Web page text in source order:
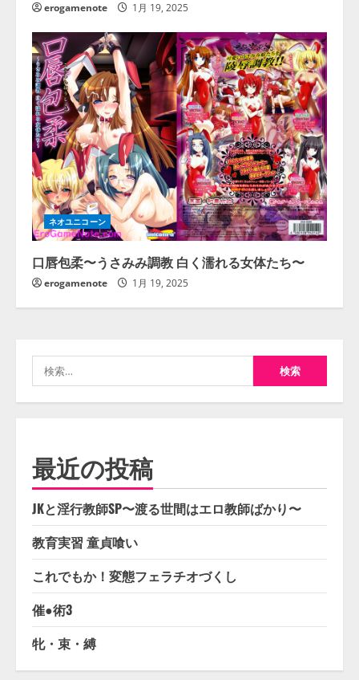
erogamenote 1月 19, 2025
ネオユニコーン
口唇包柔〜うさみみ調教 白く濡れる女体たち〜
erogamenote 1月 19, 2025
索:
最近の投稿
JKと淫行教師SP〜渡る世間はエロ教師ばかり〜
教育実習 童貞喰い
これでもか！変態フェラチオづくし
催●術3
牝・束・縛